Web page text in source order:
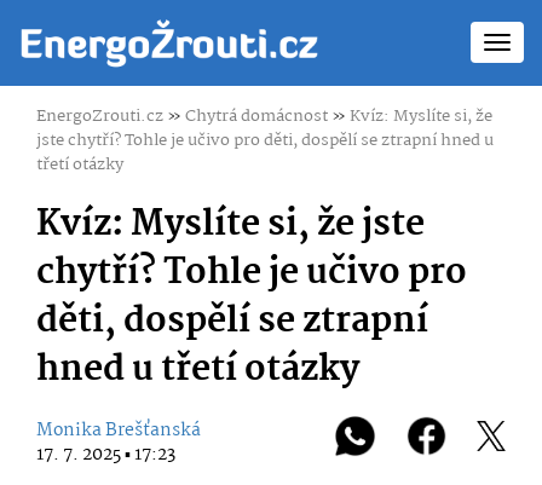
EnergoZrouti.cz»Chytrá domácnost»Kvíz: Myslíte si, že
jste chytří? Tohle je učivo pro děti, dospělí se ztrapní hned u
třetí otázky
Kvíz: Myslíte si, že jste
chytří? Tohle je učivo pro
děti, dospělí se ztrapní
hned u třetí otázky
Monika Brešťanská
17. 7. 2025 ▪ 17:23